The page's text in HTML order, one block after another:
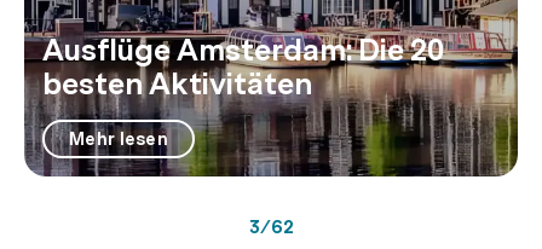
Ausflüge Amsterdam: Die 20
besten Aktivitäten
Mehr lesen
3/62